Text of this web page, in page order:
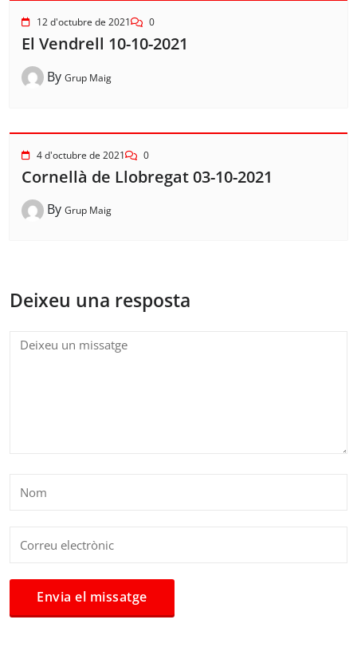
12 d'octubre de 2021 0
El Vendrell 10-10-2021
By Grup Maig
4 d'octubre de 2021 0
Cornellà de Llobregat 03-10-2021
By Grup Maig
Deixeu una resposta